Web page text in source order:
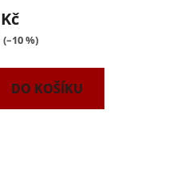
(–10 %)
DO KOŠÍKU